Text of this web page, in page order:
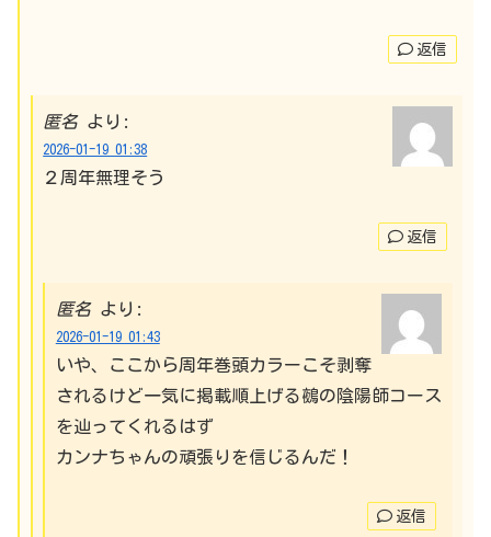
返信
匿名 より:
2026-01-19 01:38
２周年無理そう
返信
匿名 より:
2026-01-19 01:43
いや、ここから周年巻頭カラーこそ剥奪
されるけど一気に掲載順上げる鵺の陰陽師コース
を辿ってくれるはず
カンナちゃんの頑張りを信じるんだ！
返信